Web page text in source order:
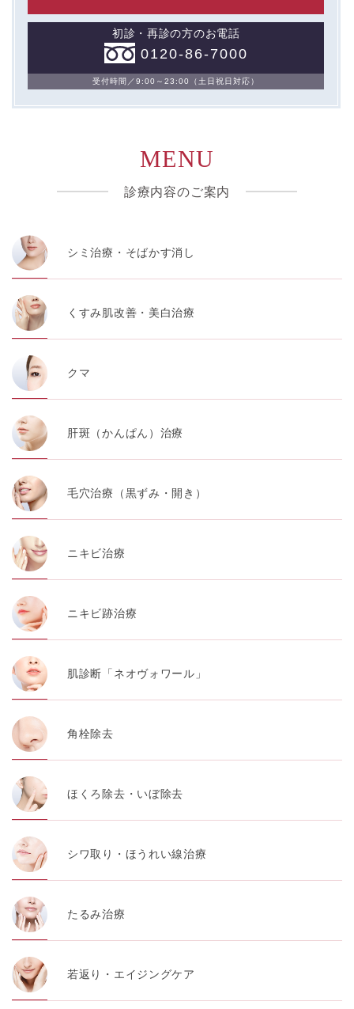
初診・再診の方のお電話
0120-86-7000
受付時間／9:00～23:00（土日祝日対応）
MENU
診療内容のご案内
シミ治療・そばかす消し
くすみ肌改善・美白治療
クマ
肝斑（かんぱん）治療
毛穴治療（黒ずみ・開き）
ニキビ治療
ニキビ跡治療
肌診断「ネオヴォワール」
角栓除去
ほくろ除去・いぼ除去
シワ取り・ほうれい線治療
たるみ治療
若返り・エイジングケア